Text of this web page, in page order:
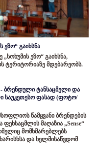
გაიხსნა
ეზო“ გაიხსნა,
ტერიტორიაზე მდებარეობს.
- ბრენდული ტანსაცმელი და
საუკეთესო ფასად (ფოტო/
წამყვანი ბრენდების
ფეხსაცმლის მაღაზია „Sense“
მომხმარებლებს
და ხელმისაწვდომ